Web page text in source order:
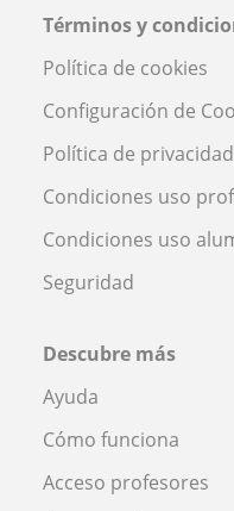
Términos y
Política de cookies
Configuración de
Política de privacidad
Condiciones uso
Condiciones uso
Seguridad
Descubre más
Ayuda
Cómo funciona
Acceso profesores